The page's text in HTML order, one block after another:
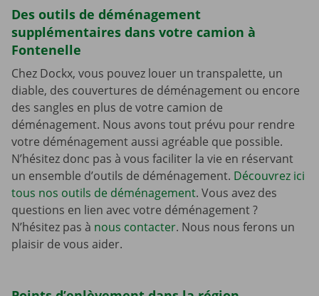
Des outils de déménagement
supplémentaires dans votre camion à
Fontenelle
Chez Dockx, vous pouvez louer un transpalette, un
diable, des couvertures de déménagement ou encore
des sangles en plus de votre camion de
déménagement. Nous avons tout prévu pour rendre
votre déménagement aussi agréable que possible.
N’hésitez donc pas à vous faciliter la vie en réservant
un ensemble d’outils de déménagement. Découvrez ici
tous nos outils de déménagement. Vous avez des
questions en lien avec votre déménagement ?
N’hésitez pas à nous contacter. Nous nous ferons un
plaisir de vous aider.